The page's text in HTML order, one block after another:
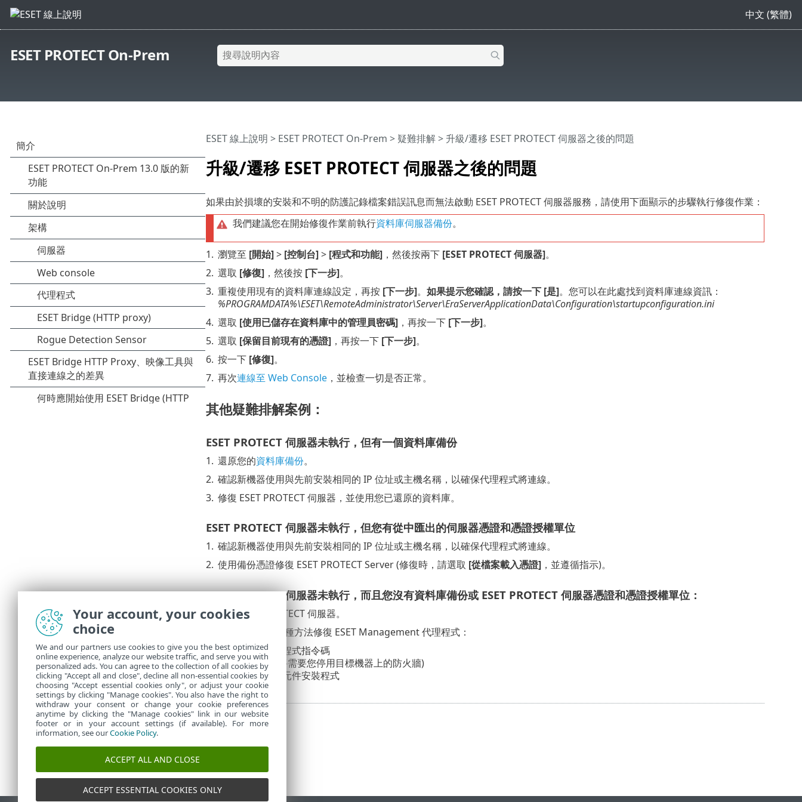
中文 (繁體)
ESET PROTECT On-Prem
升級/遷移 ESET PROTECT 伺服器之後的問題
ESET 線上說明 > ESET PROTECT On-Prem > 疑難排解> 升級/遷移 ESET PROTECT 伺服器之後的問題
如果由於損壞的安裝和不明的防護記錄檔案錯誤訊息而無法啟動 ESET PROTECT 伺服器服務，請使用下面顯示的步驟執行修復作業：
我們建議您在開始修復作業前執行資料庫伺服器備份。
1. 瀏覽至 [開始]> [控制台]> [程式和功能]，然後按兩下 [ESET PROTECT 伺服器]。
2. 選取 [修復]，然後按 [下一步]。
3. 重複使用現有的資料庫連線設定，再按 [下一步]。 如果提示您確認，請按一下 [是]。您可以在此處找到資料庫連線資訊：
%PROGRAMDATA%\ESET\RemoteAdministrator\Server\EraServerApplicationData\Configuration\startupconfiguration.ini
4. 選取 [使用已儲存在資料庫中的管理員密碼]，再按一下 [下一步]。
5. 選取 [保留目前現有的憑證]，再按一下 [下一步]。
6. 按一下 [修復]。
7. 再次連線至 Web Console，並檢查一切是否正常。
其他疑難排解案例：
ESET PROTECT 伺服器未執行，但有一個資料庫備份
1. 還原您的資料庫備份。
2. 確認新機器使用與先前安裝相同的 IP 位址或主機名稱，以確保代理程式將連線。
3. 修復 ESET PROTECT 伺服器，並使用您已還原的資料庫。
ESET PROTECT 伺服器未執行，但您有從中匯出的伺服器憑證和憑證授權單位
1. 確認新機器使用與先前安裝相同的 IP 位址或主機名稱，以確保代理程式將連線。
2. 使用備份憑證修復 ESET PROTECT Server (修復時，請選取 [從檔案載入憑證]，並遵循指示)。
ESET PROTECT 伺服器未執行，而且您沒有資料庫備份或 ESET PROTECT 伺服器憑證和憑證授權單位：
1. 修復 ESET PROTECT 伺服器。
使用下列其中一種方法修復 ESET Management 代理程式：
• 代理程式安裝程式指令碼
• 遠端部署 (這將需要您停用目標機器上的防火牆)
• 手動代理程式元件安裝程式
Your account, your cookies
choice
We and our partners use cookies to give you the best optimized
online experience, analyze our website traffic, and serve you with
personalized ads. You can agree to the collection of all cookies by
clicking "Accept all and close", decline all non-essential cookies by
choosing "Accept essential cookies only", or adjust your cookie
settings by clicking "Manage cookies". You also have the right to
withdraw your consent or change your cookie preferences
anytime by clicking the "Manage cookies" link in our website
footer or in your account settings (if available). For more
information, see ourCookie Policy.
ACCEPT ALL AND CLOSE
ACCEPT ESSENTIAL COOKIES ONLY